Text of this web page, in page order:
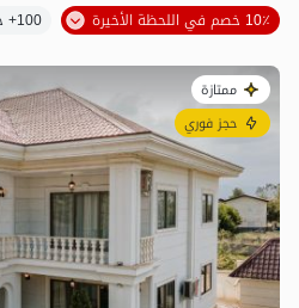
29مليون ت 5
10٪ خصم في اللحظة الأخيرة
100+ حجز ناجح
ممتازة
حجز فوري